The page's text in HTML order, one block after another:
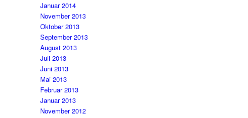
Januar 2014
November 2013
Oktober 2013
September 2013
August 2013
Juli 2013
Juni 2013
Mai 2013
Februar 2013
Januar 2013
November 2012